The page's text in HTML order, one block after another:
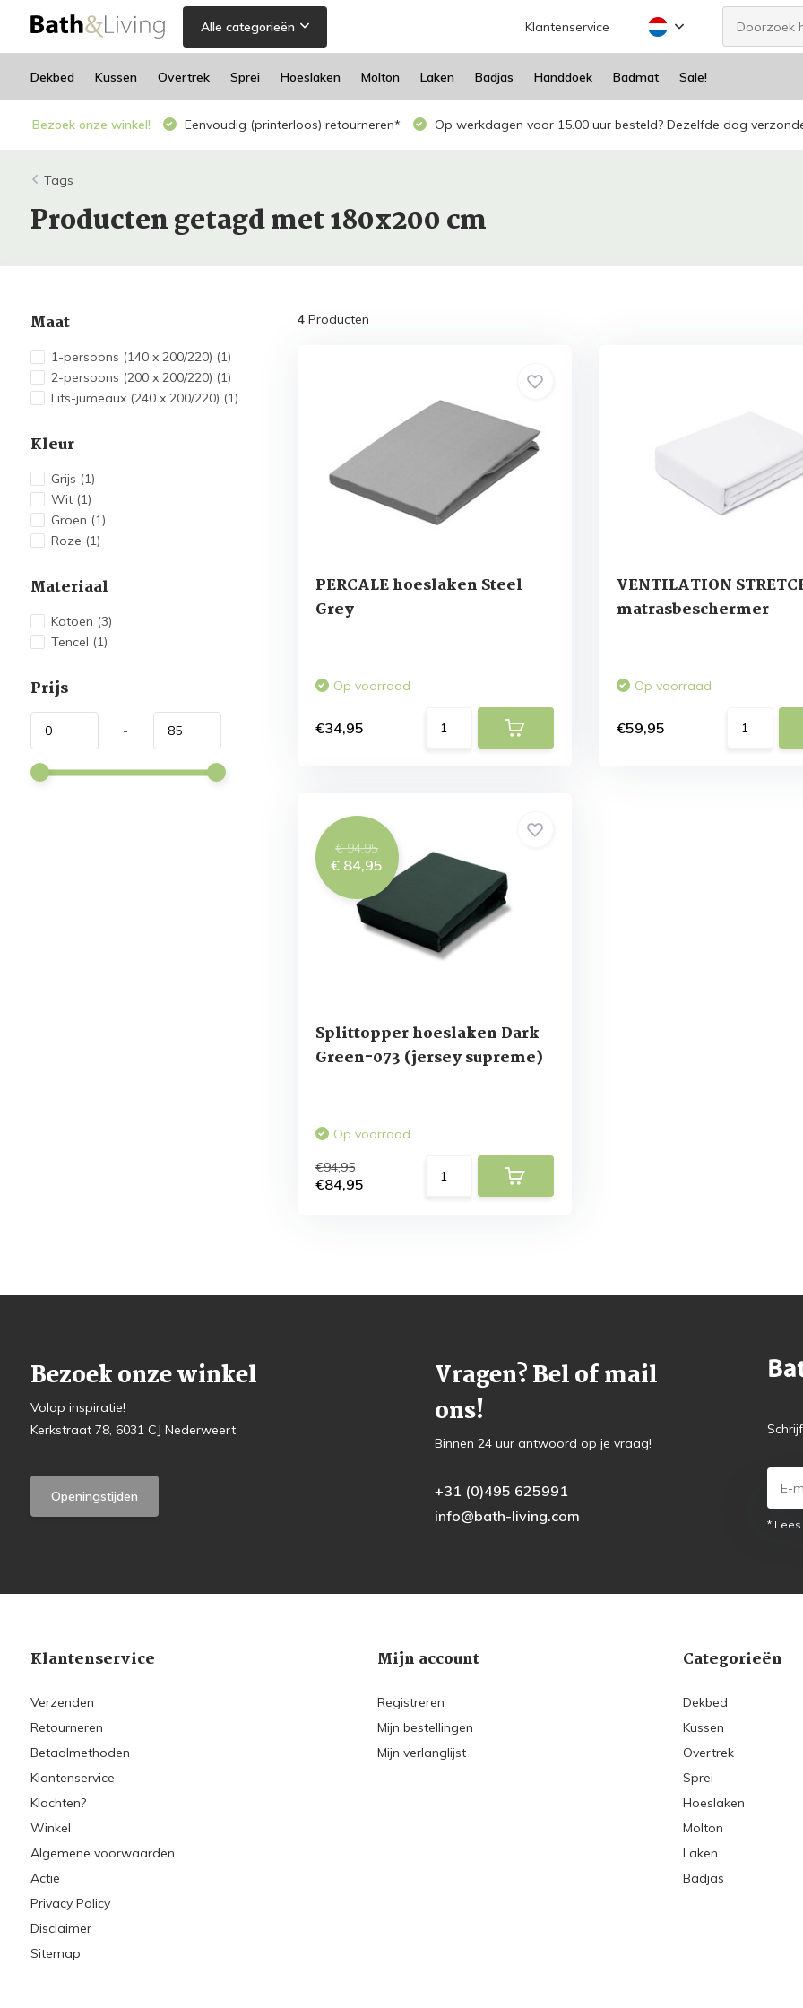
Alle categorieën Klantenservice
Dekbed Kussen Overtrek Sprei Hoeslaken Molton Laken Badjas Handdoek Badmat Sale!
Bezoek onze winkel! Eenvoudig (printerloos) retourneren* Op werkdagen voor 15.00 uur besteld? Dezelfde dag
Tags
Producten getagd met 180x200 cm
Maat
1-persoons (140 x 200/220) (1)
2-persoons (200 x 200/220) (1)
Lits-jumeaux (240 x 200/220) (1)
Kleur
Grijs (1)
Wit (1)
Groen (1)
Roze (1)
Materiaal
Katoen (3)
Tencel (1)
Prijs
-
4Producten
PERCALE hoeslaken Steel
Grey
Op voorraad
€34,95
VENTILATION
matrasbeschermer
Op voorraad
€59,95
€ 94,95
€ 84,95
Splittopper hoeslaken Dark
Green-073 (jersey supreme)
Op voorraad
€94,95
€84,95
Bezoek onze winkel
Volop inspiratie!
Kerkstraat 78, 6031 CJ Nederweert
Openingstijden
Vragen? Bel of mail
ons!
Binnen 24 uur antwoord op je vraag!
+31 (0)495 625991
info@bath-living.com
*
Klantenservice
Verzenden
Retourneren
Betaalmethoden
Klantenservice
Klachten?
Winkel
Algemene voorwaarden
Actie
Privacy Policy
Disclaimer
Sitemap
Mijn account
Registreren
Mijn bestellingen
Mijn verlanglijst
Categorieën
Dekbed
Kussen
Overtrek
Sprei
Hoeslaken
Molton
Laken
Badjas